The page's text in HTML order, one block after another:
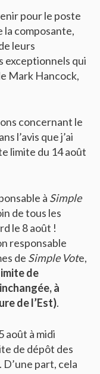
pour le poste
composante,
leurs
exceptionnels qui
Mark Hancock,
concernant le
l’avis que j’ai
limite du 14 août
à Simple
de tous les
le 8 août !
responsable
de Simple Vote,
de
à
de l’Est).
août à midi
de dépôt des
part, cela